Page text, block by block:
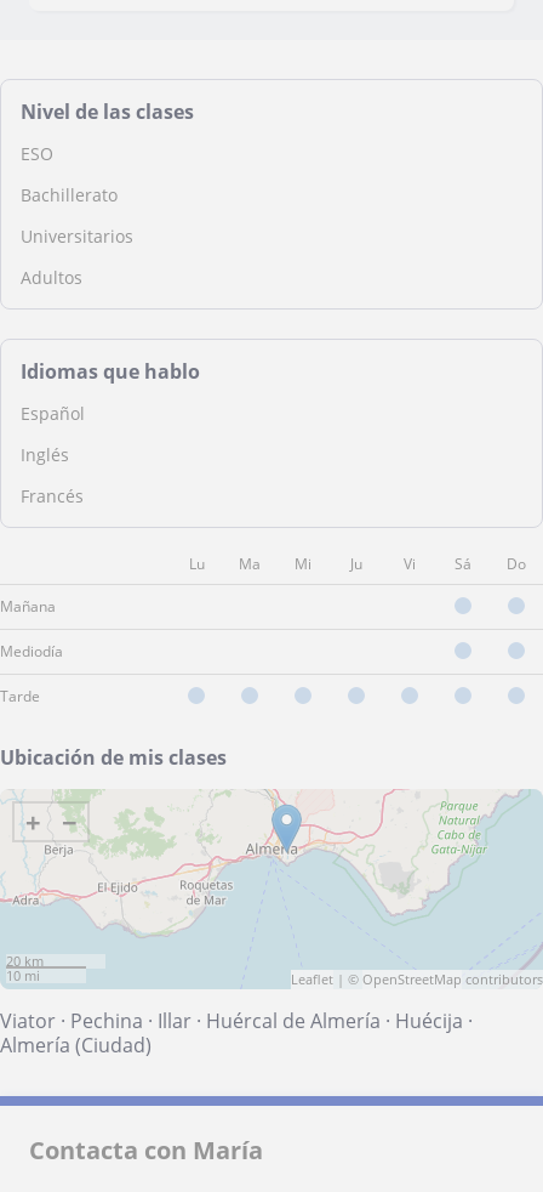
Nivel de las clases
ESO
Bachillerato
Universitarios
Adultos
Idiomas que hablo
Español
Inglés
Francés
Lu Ma Mi Ju Vi Sá Do
Mañana
Mediodía
Tarde
Ubicación de mis clases
+ −
20 km
10 mi
Leaflet | © OpenStreetMap contributors
Viator · Pechina · Illar · Huércal de Almería · Huécija ·
Almería (Ciudad)
Contacta con María